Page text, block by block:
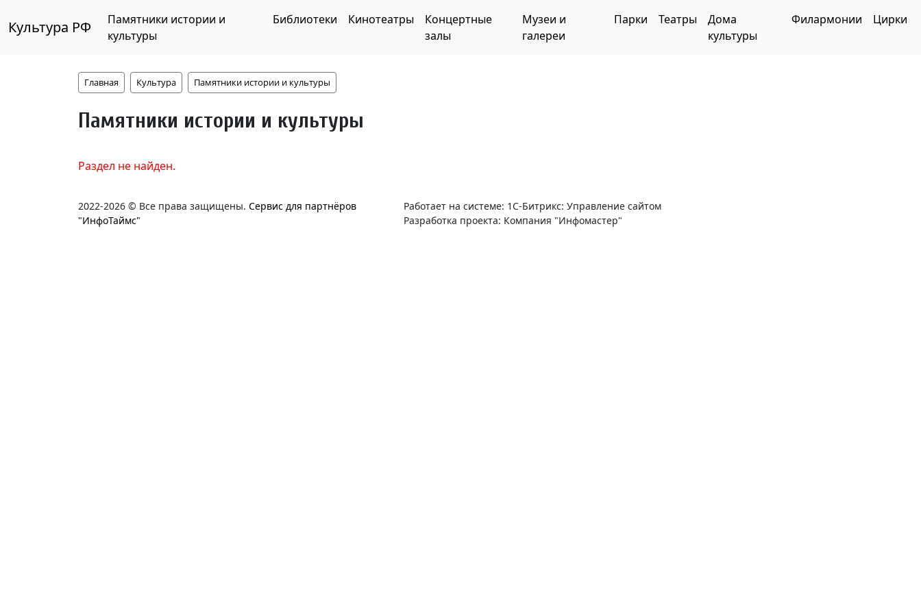
Культура РФ
Памятники истории и
культуры
Библиотеки Кинотеатры
Концертные
залы
Музеи и
галереи
Парки Театры
Дома
культуры
Филармонии Цирки
Главная Культура Памятники истории и культуры
Памятники истории и культуры
Раздел не найден.
2022-2026 © Все права защищены. Сервис для партнёров
"ИнфоТаймс"
Работает на системе: 1С-Битрикс: Управление сайтом
Разработка проекта: Компания "Инфомастер"